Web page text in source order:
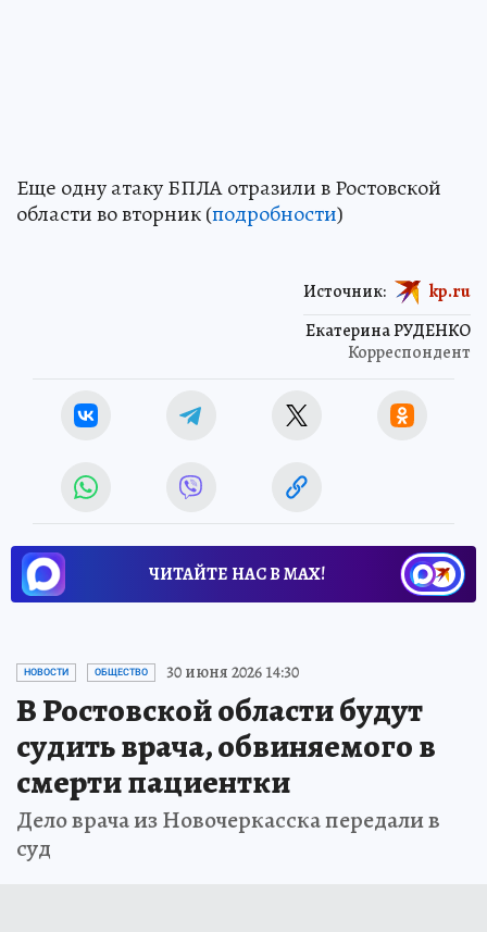
Еще одну атаку БПЛА отразили в Ростовской
области во вторник (подробности)
Екатерина РУДЕНКО
Корреспондент
Источник: kp.ru
ЧИТАЙТЕ НАС В МАХ!
НОВОСТИ ОБЩЕСТВО 30 июня 2026 14:30
В Ростовской области будут
судить врача, обвиняемого в
смерти пациентки
Дело врача из Новочеркасска передали в
суд